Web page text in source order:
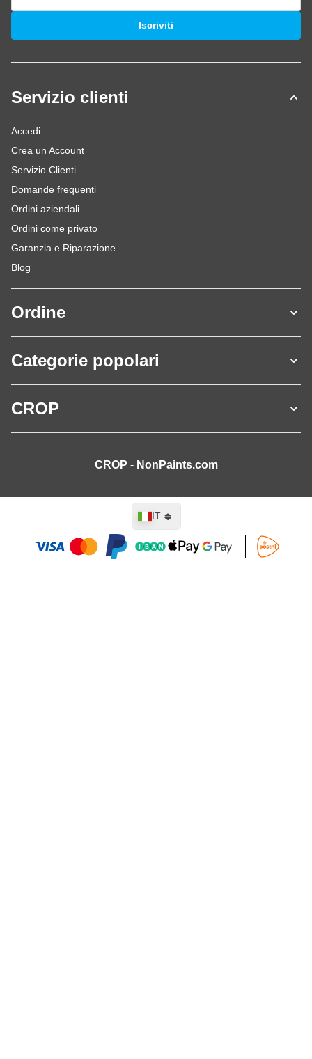
Indirizzo email
Iscriviti
Servizio clienti
Accedi
Crea un Account
Servizio Clienti
Domande frequenti
Ordini aziendali
Ordini come privato
Garanzia e Riparazione
Blog
Ordine
Categorie popolari
CROP
CROP - NonPaints.com
Lingua
IT